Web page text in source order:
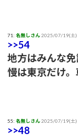
71: 名無しさん2025/07/19(土)
>>54
地方はみんな
慢は東京だけ
55: 名無しさん2025/07/19(土)
>>48